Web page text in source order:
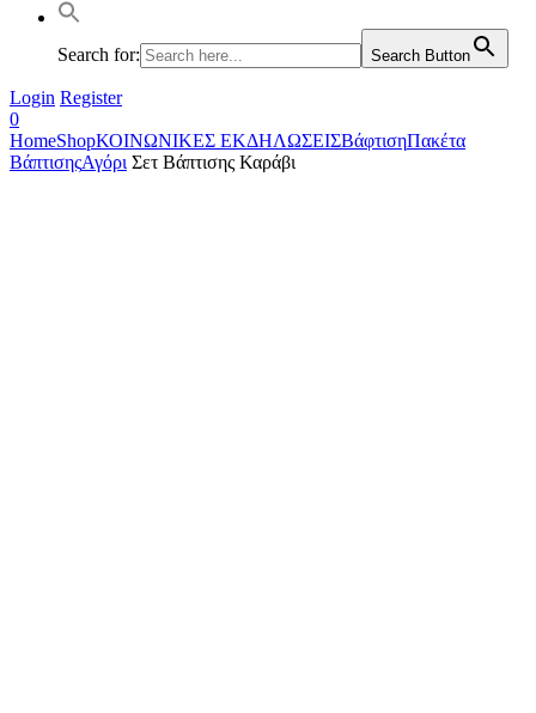
Search for: Search Button
Login Register
0
HomeShopΚΟΙΝΩΝΙΚΕΣ ΕΚΔΗΛΩΣΕΙΣΒάφτισηΠακέτα
ΒάπτισηςΑγόρι Σετ Βάπτισης Καράβι